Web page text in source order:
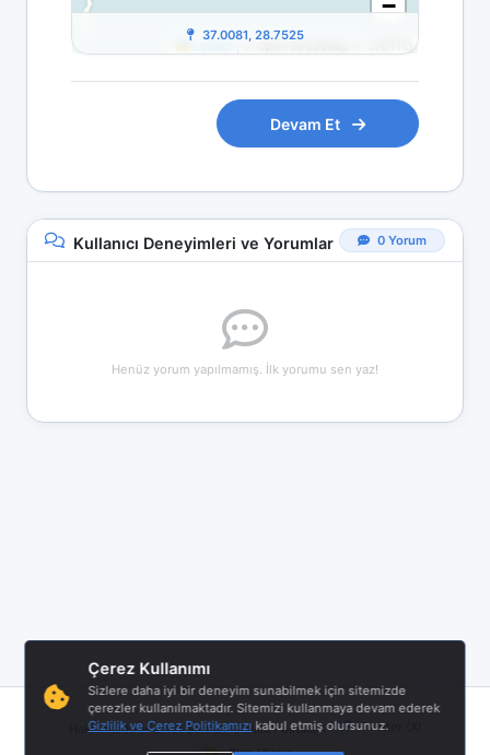
−
Leaflet|© OpenStreetMap © CARTO
37.0081, 28.7525
Devam Et
Kullanıcı Deneyimleri ve Yorumlar 0 Yorum
Henüz yorum yapılmamış. İlk yorumu sen yaz!
Hakkımızda|Hizmet Şartları|Gizlilik Politikası |
Twitter (X)
Çerez Kullanımı
Sizlere daha iyi bir deneyim sunabilmek için sitemizde
çerezler kullanılmaktadır. Sitemizi kullanmaya devam ederek
Gizlilik ve Çerez Politikamızı kabul etmiş olursunuz.